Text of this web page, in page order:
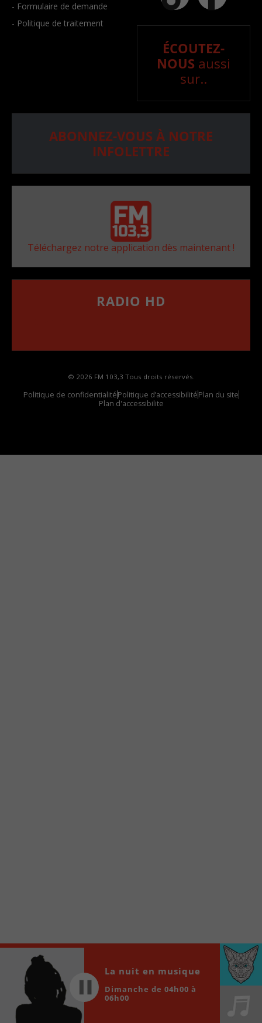
- Formulaire de demande
- Politique de traitement
ÉCOUTEZ-
NOUS aussi
sur..
ABONNEZ-VOUS À NOTRE
INFOLETTRE
Téléchargez notre application dès maintenant !
RADIO HD
© 2026 FM 103,3 Tous droits réservés.
Politique de confidentialitéPolitique d’accessibilitéPlan du site
Plan d'accessibilite
locale vous sont maintenant accessibles en un clic!
Audio
Player
00:00 00:00
La nuit en musique
Dimanche de 04h00 à
06h00